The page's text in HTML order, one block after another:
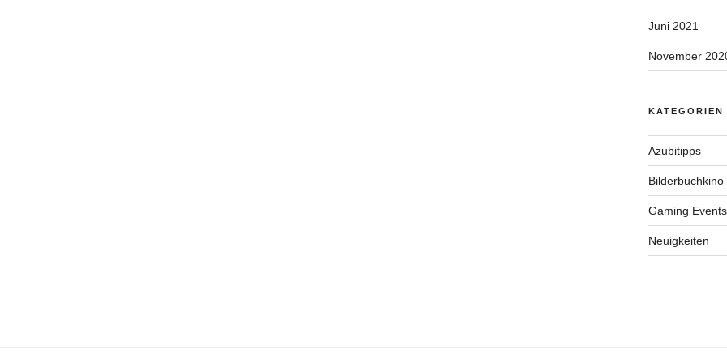
Juni 2021
November
KATEGORIEN
Azubitipps
Bilderbuchkino
Gaming Events
Neuigkeiten